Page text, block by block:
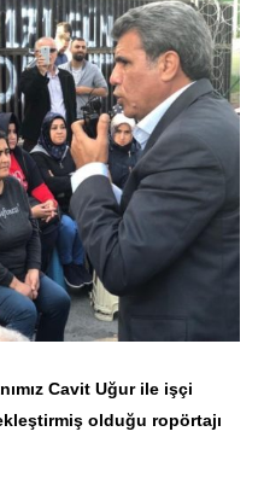
Cavit Uğur ile işçi
olduğu ropörtajı